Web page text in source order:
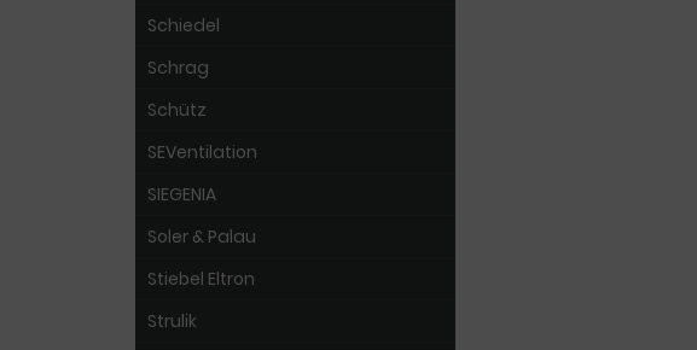
Schiedel
Schrag
Schütz
SEVentilation
SIEGENIA
Soler & Palau
Stiebel Eltron
Strulik